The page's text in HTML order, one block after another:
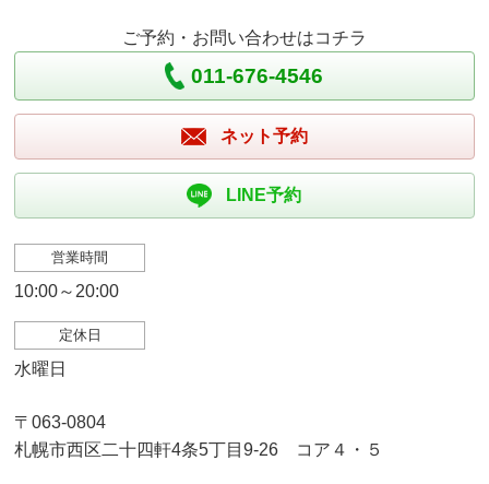
ご予約・お問い合わせはコチラ
011-676-4546
ネット予約
LINE予約
営業時間
10:00～20:00
定休日
水曜日
〒063-0804
札幌市西区二十四軒4条5丁目9-26 コア４・５